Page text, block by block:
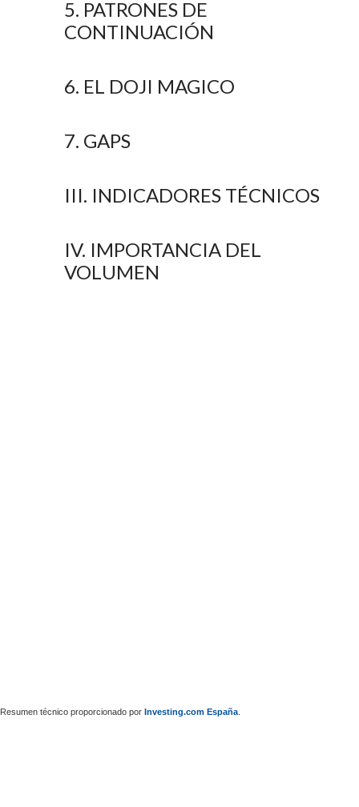
5. PATRONES DE
CONTINUACIÓN
6. EL DOJI MAGICO
7. GAPS
III. INDICADORES TÉCNICOS
IV. IMPORTANCIA DEL
VOLUMEN
Resumen técnico proporcionado por Investing.com España